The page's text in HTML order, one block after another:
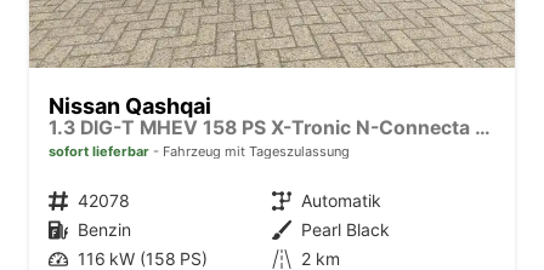
Nissan Qashqai
1.3 DIG-T MHEV 158 PS X-Tronic N-Connecta Teil-Leder PanoGlasdach Klimaautomatik Sitzheizung Lenkradheizung Navi ACC PDC v+h 360°Kamera DAB Bluetooth Touchscreen Apple CarPlay Android Auto 18"LM
sofort lieferbar Fahrzeug mit Tageszulassung
Fahrzeugnr. 42078 Getriebe Automatik
Kraftstoff Benzin Außenfarbe Pearl Black
Leistung 116 kW (158 PS) Kilometerstand 2 km